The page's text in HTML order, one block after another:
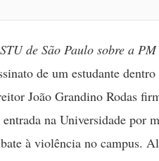
de São Paulo sobre a
de um estudante
João Grandino Rodas
na Universidade por
à violência no campus.